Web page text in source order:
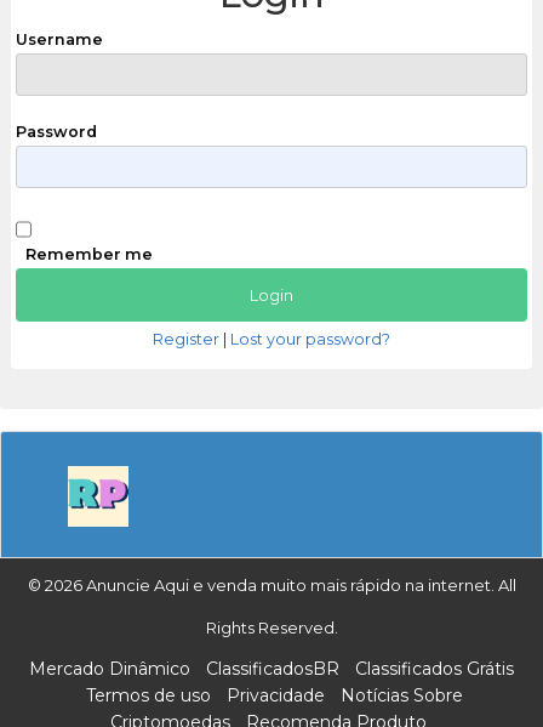
Username
Password
Remember me
Register Lost your password?
© 2026 Anuncie Aqui e venda muito mais rápido na internet. All
Rights Reserved.
Mercado Dinâmico ClassificadosBR
Classificados Grátis
Termos de uso
Privacidade
Notícias Sobre
Criptomoedas
Recomenda Produto